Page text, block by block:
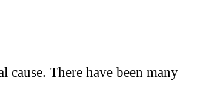
There have been many